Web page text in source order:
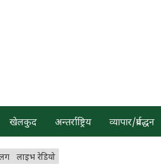
खेलकुद अन्तर्राष्ट्रिय व्यापार/प्रर्वद्धन
लाइभ रेडियो